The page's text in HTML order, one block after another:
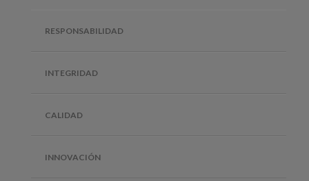
RESPONSABILIDAD
INTEGRIDAD
CALIDAD
INNOVACIÓN